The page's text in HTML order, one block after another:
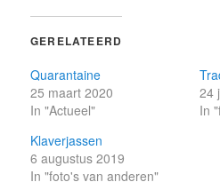
GERELATEERD
Quarantaine
25 maart 2020
In "Actueel"
24
In
Klaverjassen
6 augustus 2019
In "foto's van anderen"